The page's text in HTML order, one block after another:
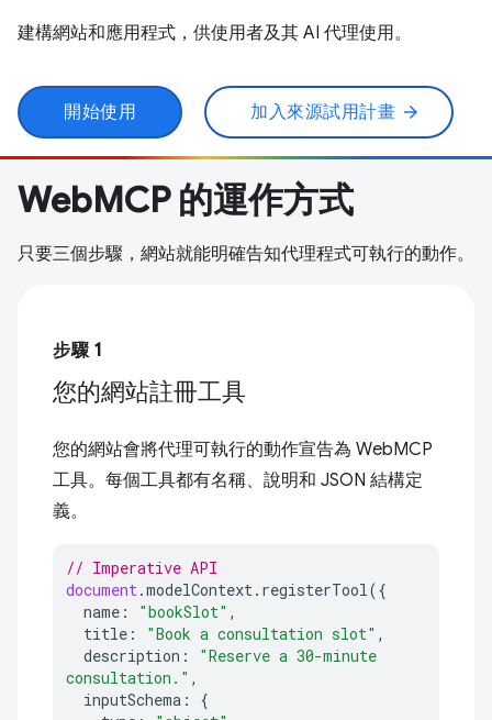
建構網站和應用程式，供使用者及其 AI 代理使用。
開始使用 加入來源試用計畫 arrow_forward
WebMCP 的運作方式
只要三個步驟，網站就能明確告知代理程式可執行的動作。
步驟 1
您的網站註冊工具
您的網站會將代理可執行的動作宣告為 WebMCP
工具。每個工具都有名稱、說明和 JSON 結構定
義。
// Imperative API
document.modelContext. registerTool({
name : "bookSlot" ,
title : "Book a consultation slot" ,
description :
"Reserve a 30-minute
consultation." ,
inputSchema :
{